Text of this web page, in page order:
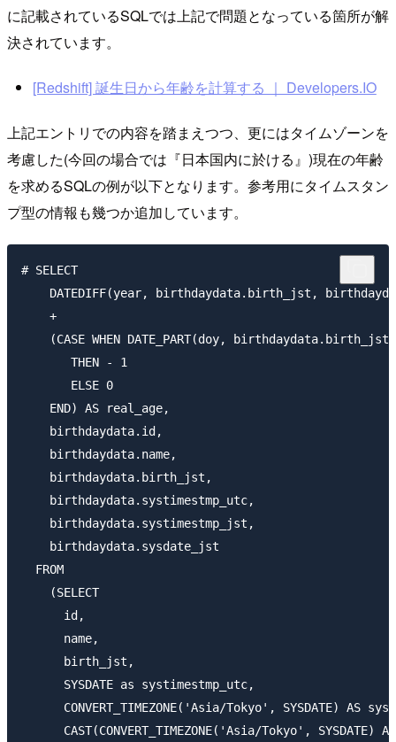
に記載されているSQLでは上記で問題となっている箇所が解
決されています。
[Redshift] 誕生日から年齢を計算する ｜ Developers.IO
上記エントリでの内容を踏まえつつ、更にはタイムゾーンを
考慮した(今回の場合では『日本国内に於ける』)現在の年齢
を求めるSQLの例が以下となります。参考用にタイムスタン
プ型の情報も幾つか追加しています。
# SELECT
DATEDIFF(year, birthdaydata.birth_jst,
    +
(CASE WHEN DATE_PART(doy,
       THEN - 1
       ELSE 0
    END) AS real_age,
    birthdaydata.id,
    birthdaydata.name,
    birthdaydata.birth_jst,
    birthdaydata.systimestmp_utc,
    birthdaydata.systimestmp_jst,
    birthdaydata.sysdate_jst
  FROM
    (SELECT
      id,
      name,
      birth_jst,
      SYSDATE as systimestmp_utc,
CONVERT_TIMEZONE('Asia/Tokyo', SYSDATE) AS
CAST(CONVERT_TIMEZONE('Asia/Tokyo', SYSDATE)